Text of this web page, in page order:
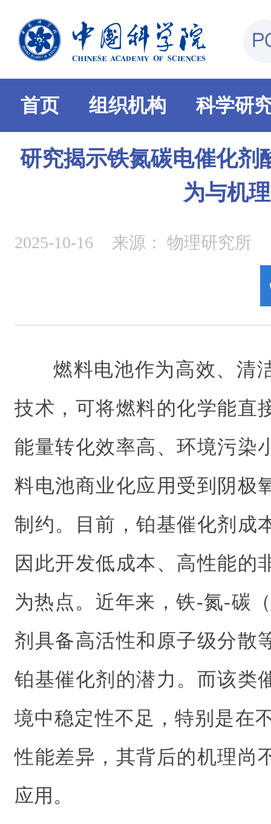
首页 组织机构 科学研
研究揭示铁氮碳电催化剂
为与机理
2025-10-16 来源： 物理研究所
燃料电池作为高效、清
技术，可将燃料的化学能直
能量转化效率高、环境污染
料电池商业化应用受到阴极
制约。目前，铂基催化剂成
因此开发低成本、高性能的
为热点。近年来，铁-氮-碳
剂具备高活性和原子级分散
铂基催化剂的潜力。而该类
境中稳定性不足，特别是在
性能差异，其背后的机理尚
应用。